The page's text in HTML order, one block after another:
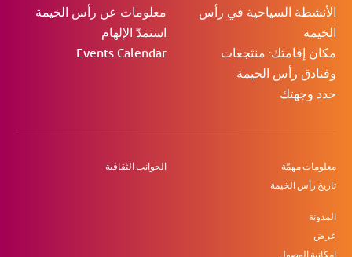
الأنشطة السياحية في رأس
الخيمة
مكان إقامتك: منتجعات
وفنادق رأس الخيمة
حدد وجهتك
معلومات عن رأس الخيمة
استمدّ الإلهام
Events Calendar
معلومات مهمّة
تاريخ رأس الخيمة
الجوانب الثقافية
المدونة
عرض
امكانية الوصول